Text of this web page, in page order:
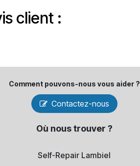
client :
Comment pouvons-​nous vous aider ?
Contactez-nous
Où nous trouver ?
Self-Repair Lambiel